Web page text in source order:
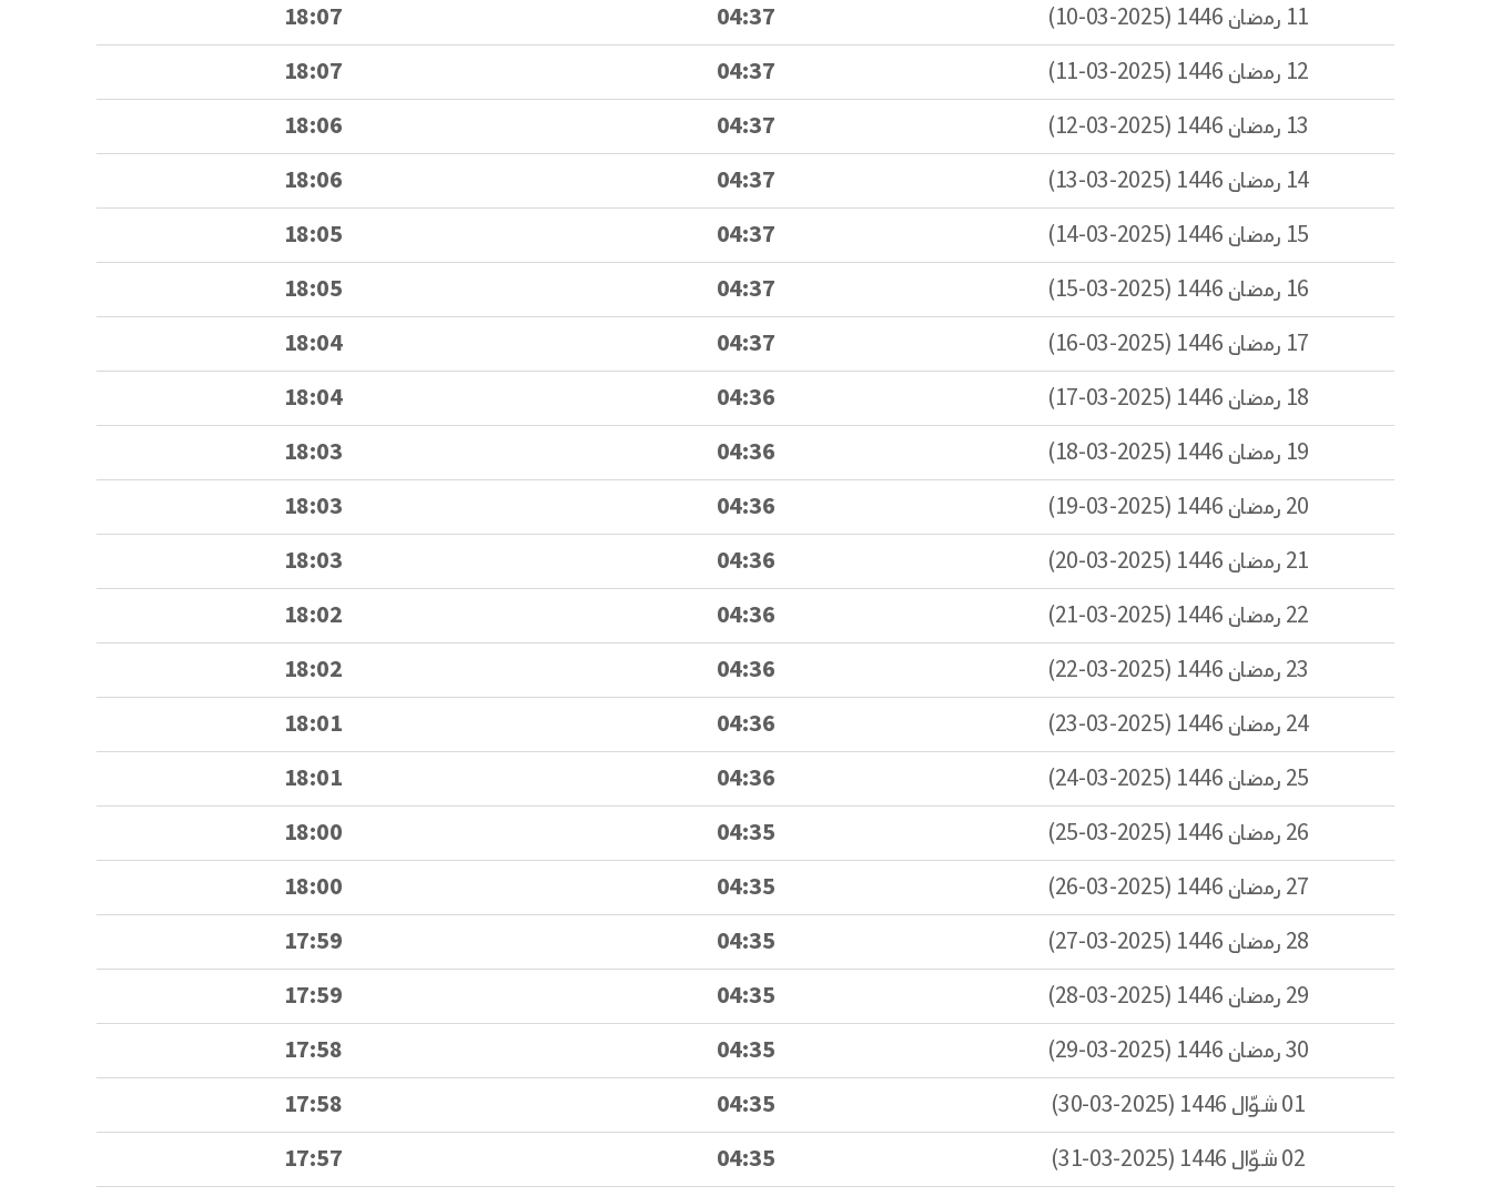
11 رمضان 1446 (2025-03-10)
04:37
18:07
12 رمضان 1446 (2025-03-11)
04:37
18:07
13 رمضان 1446 (2025-03-12)
04:37
18:06
14 رمضان 1446 (2025-03-13)
04:37
18:06
15 رمضان 1446 (2025-03-14)
04:37
18:05
16 رمضان 1446 (2025-03-15)
04:37
18:05
17 رمضان 1446 (2025-03-16)
04:37
18:04
18 رمضان 1446 (2025-03-17)
04:36
18:04
19 رمضان 1446 (2025-03-18)
04:36
18:03
20 رمضان 1446 (2025-03-19)
04:36
18:03
21 رمضان 1446 (2025-03-20)
04:36
18:03
22 رمضان 1446 (2025-03-21)
04:36
18:02
23 رمضان 1446 (2025-03-22)
04:36
18:02
24 رمضان 1446 (2025-03-23)
04:36
18:01
25 رمضان 1446 (2025-03-24)
04:36
18:01
26 رمضان 1446 (2025-03-25)
04:35
18:00
27 رمضان 1446 (2025-03-26)
04:35
18:00
28 رمضان 1446 (2025-03-27)
04:35
17:59
29 رمضان 1446 (2025-03-28)
04:35
17:59
30 رمضان 1446 (2025-03-29)
04:35
17:58
01 شوّال 1446 (2025-03-30)
04:35
17:58
02 شوّال 1446 (2025-03-31)
04:35
17:57